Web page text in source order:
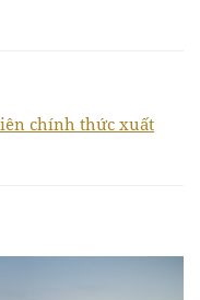
chính thức xuất